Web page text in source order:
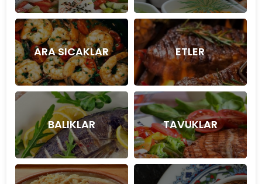
ARA SICAKLAR ETLER
BALIKLAR TAVUKLAR